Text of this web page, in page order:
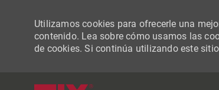
Utilizamos cookies para ofrecerle una
contenido. Lea sobre cómo usamos las
de cookies. Si continúa utilizando este